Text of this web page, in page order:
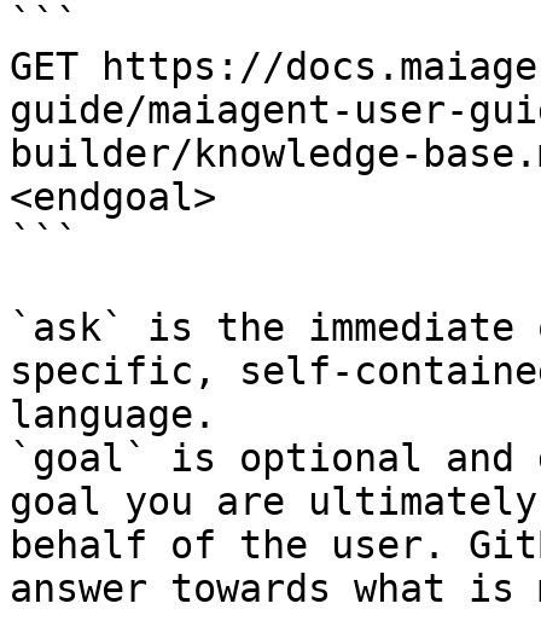
```
GET https://
guide/maiagent-user-
builder/knowledge-
<endgoal>
```
`ask` is the
specific, self-
language.
`goal` is optional and
goal you are
behalf of the user.
answer towards what